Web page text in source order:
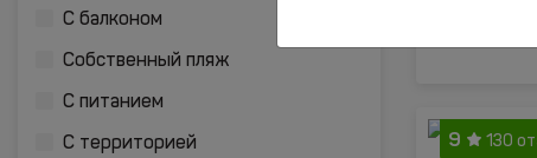
С балконом
Собственный пляж
С питанием
С территорией 9 130